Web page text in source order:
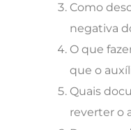
Como
negativa
O que
que o
Quais
reverter o